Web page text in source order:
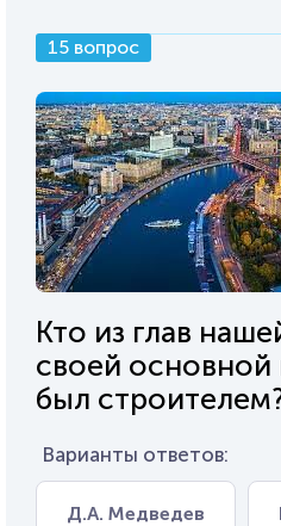
15 вопрос
Кто из глав
своей
был
Варианты ответов:
Д.А. Медведев